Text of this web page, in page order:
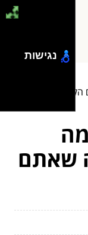
הקפה שאתם
שאתם
נגישות